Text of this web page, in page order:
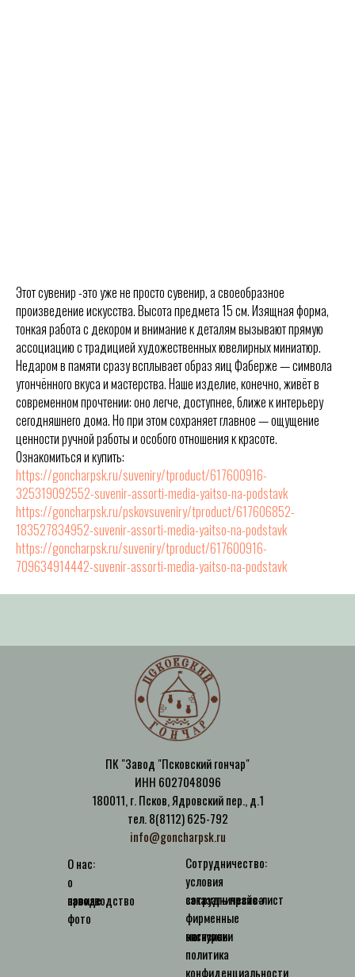
Этот сувенир -это уже не просто сувенир, а своеобразное
произведение искусства. Высота предмета 15 см. Изящная форма,
тонкая работа с декором и внимание к деталям вызывают прямую
ассоциацию с традицией художественных ювелирных миниатюр.
Недаром в памяти сразу всплывает образ яиц Фаберже — символа
утончённого вкуса и мастерства. Наше изделие, конечно, живёт в
современном прочтении: оно легче, доступнее, ближе к интерьеру
сегодняшнего дома. Но при этом сохраняет главное — ощущение
ценности ручной работы и особого отношения к красоте.
Ознакомиться и купить:
https://goncharpsk.ru/suveniry/tproduct/617600916-
325319092552-suvenir-assorti-media-yaitso-na-podstavk
https://goncharpsk.ru/pskovsuveniry/tproduct/617606852-
183527834952-suvenir-assorti-media-yaitso-na-podstavk
https://goncharpsk.ru/suveniry/tproduct/617600916-
709634914442-suvenir-assorti-media-yaitso-na-podstavk
ПК "Завод "Псковский гончар"
ИНН 6027048096
180011, г. Псков, Ядровский пер., д.1
тел. 8(8112) 625-792
info@goncharpsk.ru
О нас:
о
заводе
производство
фото
Сотрудничество:
условия
сотрудничества
заказать прайс-лист
фирменные
магазины
политика
конфиденциальности
экскурсии